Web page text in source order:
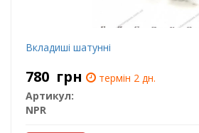
Вкладиші шатунні
780 грн
термін 2 дн.
Артикул:
NPR